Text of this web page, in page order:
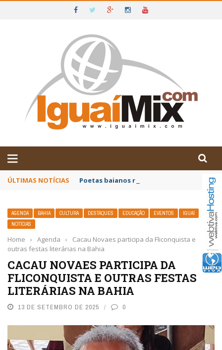
IGUAÍ E SUDOESTE DA BAHIA
ÚLTIMAS NOTÍCIAS Poetas baianos representam o Brasil no
AGENDA BAHIA CULTURA DESTAQUES EDUCAÇÃO EVENTOS
IGUAÍ
NOTÍCIAS
Home › Agenda ›
Cacau Novaes participa da Fliconquista e
outras festas literárias na Bahia
CACAU NOVAES PARTICIPA DA
FLICONQUISTA E OUTRAS FESTAS
LITERÁRIAS NA BAHIA
13 DE SETEMBRO DE 2025 0